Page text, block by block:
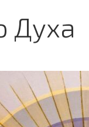
Духа